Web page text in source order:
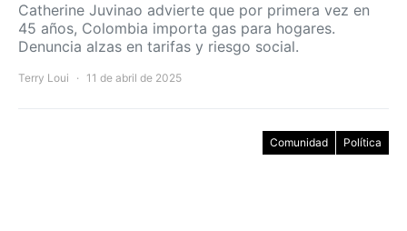
Catherine Juvinao advierte que por primera vez en
45 años, Colombia importa gas para hogares.
Denuncia alzas en tarifas y riesgo social.
Terry Loui 11 de abril de 2025
Comunidad Política